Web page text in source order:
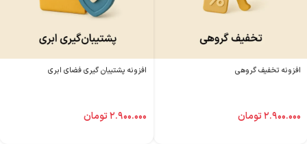
افزونه تخفیف گروهی
۲.۹۰۰.۰۰۰تومان
افزونه پشتیبان گیری فضای ابری
۲.۹۰۰.۰۰۰تومان